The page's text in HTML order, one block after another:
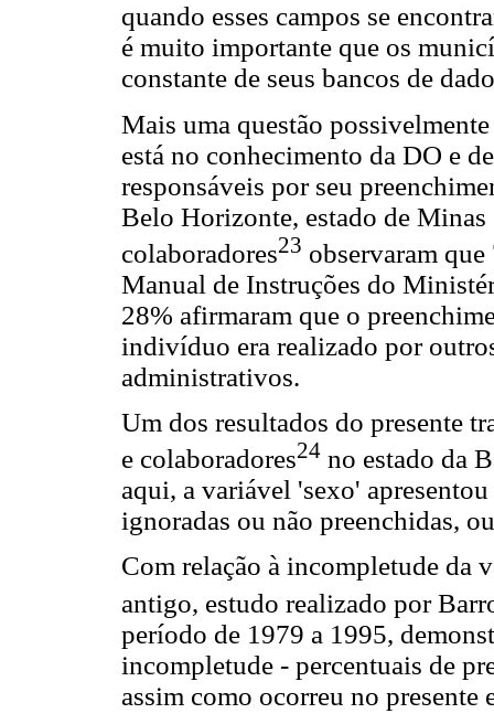
quando esses campos se
é muito importante que os
constante de seus bancos de
Mais uma questão
está no conhecimento da DO e
responsáveis por seu
Belo Horizonte, estado de
colaboradores23 observaram
Manual de Instruções do
28% afirmaram que o
indivíduo era realizado por
administrativos.
Um dos resultados do presente
e colaboradores24 no estado da
aqui, a variável 'sexo'
ignoradas ou não preenchidas,
Com relação à incompletude da
antigo, estudo realizado por
período de 1979 a 1995,
incompletude - percentuais de
assim como ocorreu no presente